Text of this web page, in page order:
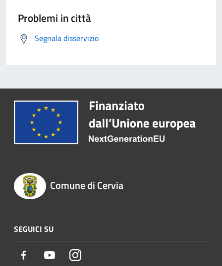
Problemi in città
Segnala disservizio
Comune di Cervia
SEGUICI SU
Facebook YoutubeInstagram